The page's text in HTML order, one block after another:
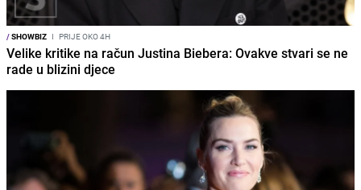
/SHOWBIZ I PRIJE OKO 4H
Velike kritike na račun Justina Biebera: Ovakve stvari se ne
rade u blizini djece